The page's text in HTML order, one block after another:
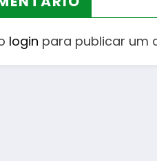
login para publicar um